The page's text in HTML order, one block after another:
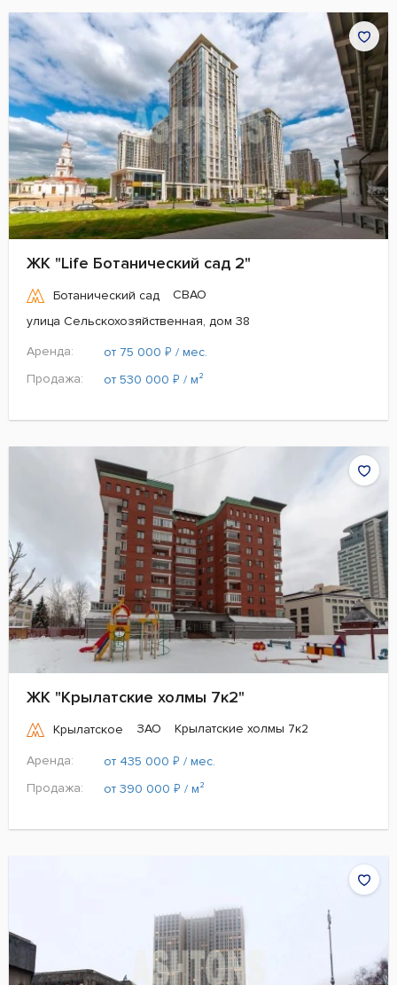
ЖК "Life Ботанический сад 2"
Ботанический сад
СВАО
улица Сельскохозяйственная, дом 38
Аренда:
от 75 000 ₽ / мес.
Продажа:
от 530 000 ₽ / м²
ЖК "Крылатские холмы 7к2"
Крылатское ЗАО Крылатские холмы 7к2
Аренда: от 435 000 ₽ / мес.
Продажа:
от 390 000 ₽ / м²